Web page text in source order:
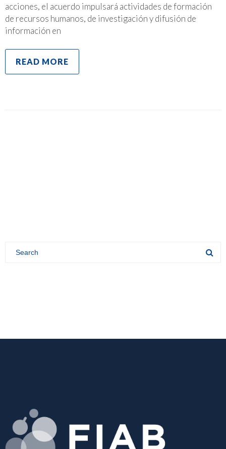
acciones, el acuerdo impulsará actividades de formación
de recursos humanos, de investigación y difusión de
información en
READ MORE